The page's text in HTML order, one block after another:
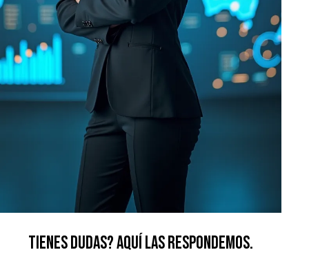
TIENES DUDAS?AQUÍ LAS RESPONDEMOS.